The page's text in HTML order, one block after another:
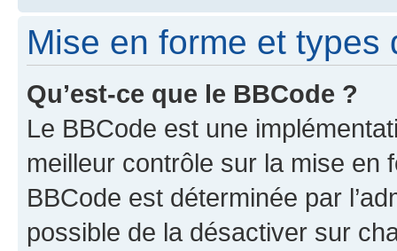
Mise en forme et types
Qu’est-ce que le BBCode ?
Le BBCode est une
meilleur contrôle sur la mise en
BBCode est déterminée par
possible de la désactiver sur